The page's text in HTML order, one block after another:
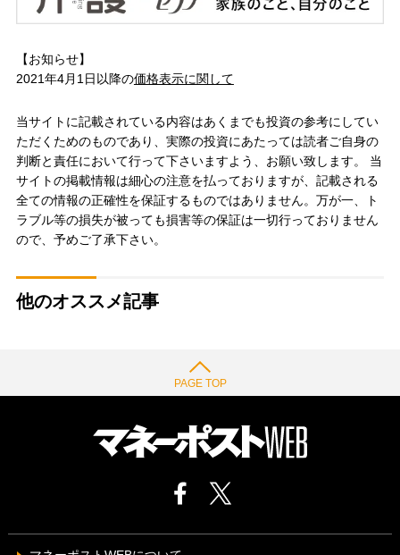
【お知らせ】
2021年4月1日以降の価格表示に関して
当サイトに記載されている内容はあくまでも投資の参考にしてい
ただくためのものであり、実際の投資にあたっては読者ご自身の
判断と責任において行って下さいますよう、お願い致します。 当
サイトの掲載情報は細心の注意を払っておりますが、記載される
全ての情報の正確性を保証するものではありません。万が一、ト
ラブル等の損失が被っても損害等の保証は一切行っておりません
ので、予めご了承下さい。
他のオススメ記事
PAGE TOP